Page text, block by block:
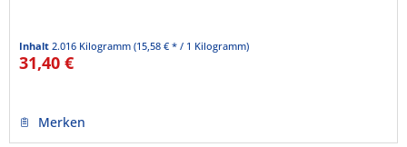
Inhalt2.016 Kilogramm(15,58 € * / 1 Kilogramm)
31,40 €
Merken